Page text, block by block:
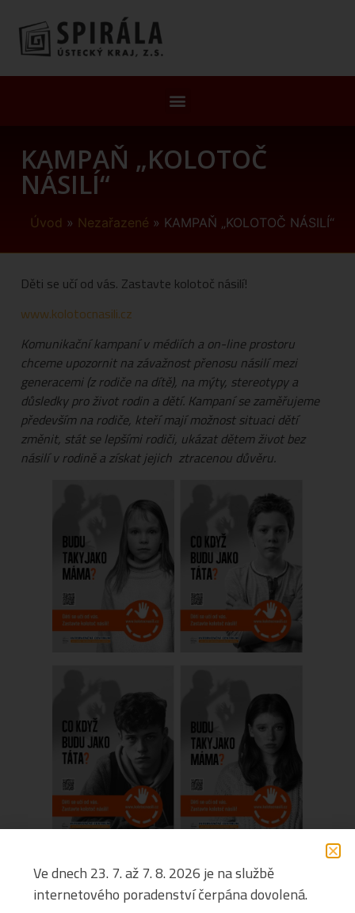
KAMPAŇ „KOLOTOČ
NÁSILÍ“
Úvod » Nezařazené » KAMPAŇ „KOLOTOČ NÁSILÍ“
Děti se učí od vás. Zastavte kolotoč násilí!
www.kolotocnasili.cz
Komunikační kampaní v médiích a on-line prostoru
chceme upozornit na závažnost přenosu násilí mezi
generacemi (z rodiče na dítě), na mýty, stereotypy a
důsledky pro život rodin a dětí. Kampaní se zaměřujeme
především na rodiče, kteří mají možnost situaci dětí
změnit, stát se lepšími rodiči, ukázat dětem život bez
násilí v rodině a získat jejich ztracenou důvěru.
projektu LP-HRMGSC-005, který je financován z Norských fondů
2014-2021 – Program Lidská práva.
Ve dnech 23. 7. až 7. 8. 2026 je na službě
internetového poradenství čerpána dovolená.